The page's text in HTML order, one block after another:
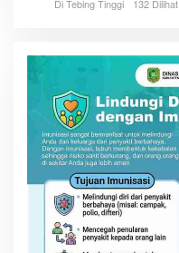
Di Tebing Tinggi 132 Dilihat